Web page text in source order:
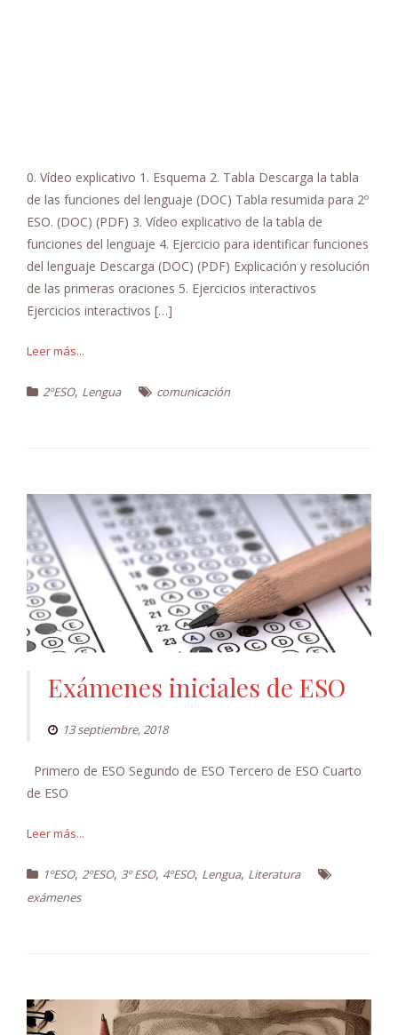
0. Vídeo explicativo 1. Esquema 2. Tabla Descarga la tabla
de las funciones del lenguaje (DOC) Tabla resumida para 2º
ESO. (DOC) (PDF) 3. Vídeo explicativo de la tabla de
funciones del lenguaje 4. Ejercicio para identificar funciones
del lenguaje Descarga (DOC) (PDF) Explicación y resolución
de las primeras oraciones 5. Ejercicios interactivos
Ejercicios interactivos […]
Leer más...
2ºESO, Lengua comunicación
Exámenes iniciales de ESO
13 septiembre, 2018
Primero de ESO Segundo de ESO Tercero de ESO Cuarto
de ESO
Leer más...
1ºESO, 2ºESO, 3º ESO, 4ºESO, Lengua, Literatura
exámenes